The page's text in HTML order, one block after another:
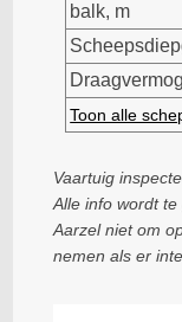
balk, m
Toon alle
Vaartuig
Alle info wordt te
Aarzel niet om
nemen als er